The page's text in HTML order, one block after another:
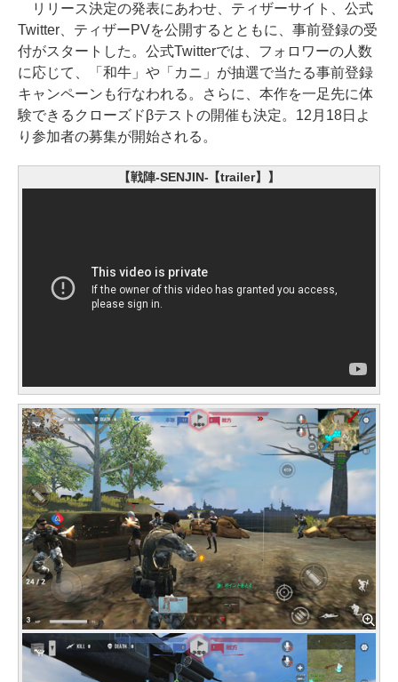
リリース決定の発表にあわせ、ティザーサイト、公式
Twitter、ティザーPVを公開するとともに、事前登録の受
付がスタートした。公式Twitterでは、フォロワーの人数
に応じて、「和牛」や「カニ」が抽選で当たる事前登録
キャンペーンも行なわれる。さらに、本作を一足先に体
験できるクローズドβテストの開催も決定。12月18日よ
り参加者の募集が開始される。
【戦陣-SENJIN-【trailer】】